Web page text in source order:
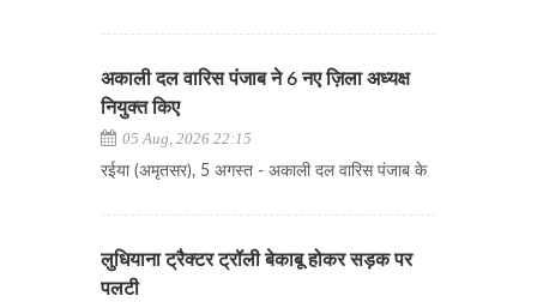
अकाली दल वारिस पंजाब ने 6 नए ज़िला अध्यक्ष
नियुक्त किए
05 Aug, 2026 22:15
रईया (अमृतसर), 5 अगस्त - अकाली दल वारिस पंजाब के
लुधियाना ट्रैक्टर ट्रॉली बेकाबू होकर सड़क पर
पलटी